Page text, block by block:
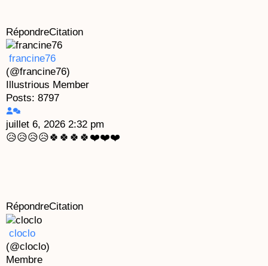
RépondreCitation
francine76
(@francine76)
Illustrious Member
Posts: 8797
juillet 6, 2026 2:32 pm
😥😥😥😥🍀🍀🍀🍀❤️❤️❤️
RépondreCitation
cloclo
(@cloclo)
Membre